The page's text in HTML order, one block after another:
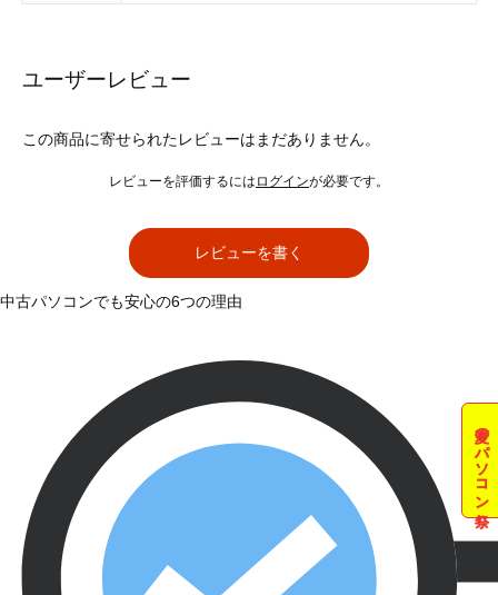
ユーザーレビュー
この商品に寄せられたレビューはまだありません。
レビューを評価するには ログインが必要です。
レビューを書く
夏のパソコン祭
中古パソコンでも安心の6つの理由